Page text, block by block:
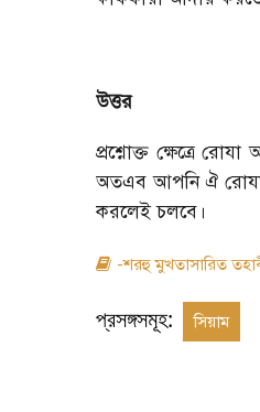
উত্তর
প্রশ্নোক্ত ক্ষেত্রে
অতএব আপনি ঐ
করলেই চলবে।
-শরহু মুখতাসারিত
প্রসঙ্গসমূহ: সিয়াম